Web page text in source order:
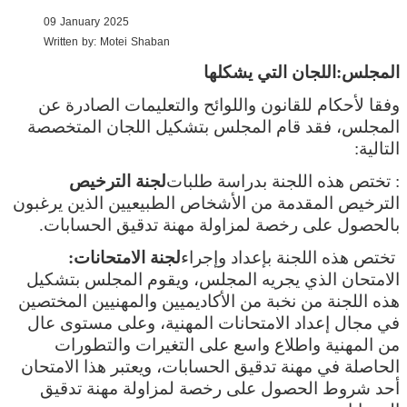
09 January 2025
Written by: Motei Shaban
اللجان التي يشكلها المجلس:
وفقا لأحكام للقانون واللوائح والتعليمات الصادرة عن
المجلس، فقد قام المجلس بتشكيل اللجان المتخصصة
التالية:
لجنة الترخيص: تختص هذه اللجنة بدراسة طلبات
الترخيص المقدمة من الأشخاص الطبيعيين الذين يرغبون
بالحصول على رخصة لمزاولة مهنة تدقيق الحسابات.
لجنة الامتحانات:تختص هذه اللجنة بإعداد وإجراء
الامتحان الذي يجريه المجلس، ويقوم المجلس بتشكيل
هذه اللجنة من نخبة من الأكاديميين والمهنيين المختصين
في مجال إعداد الامتحانات المهنية، وعلى مستوى عال
من المهنية واطلاع واسع على التغيرات والتطورات
الحاصلة في مهنة تدقيق الحسابات، ويعتبر هذا الامتحان
أحد شروط الحصول على رخصة لمزاولة مهنة تدقيق